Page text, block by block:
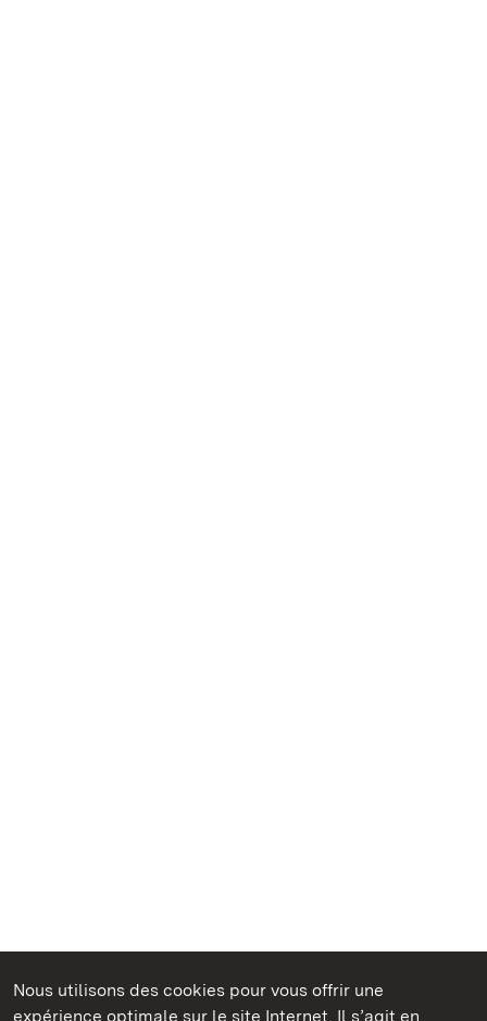
Nous utilisons des cookies pour vous offrir une
expérience optimale sur le site Internet. Il s’agit en
Châteaux et jardins publics du Bade-Wurtemberg